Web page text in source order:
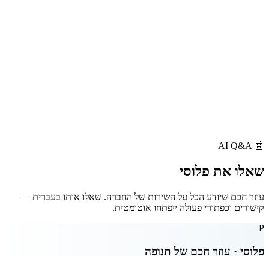
🤖
AI Q&A
שאלו את פלוסי
עוזר חכם שיודע הכל על השירות של החברה. שאלו אותו בעברית —
קישורים וכפתורי פעולה ייפתחו אוטומטית.
P
פלוסי · עוזר חכם של תנופה